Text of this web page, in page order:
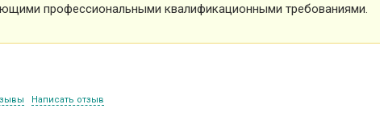
профессиональными квалификационными требованиями.
Написать отзыв